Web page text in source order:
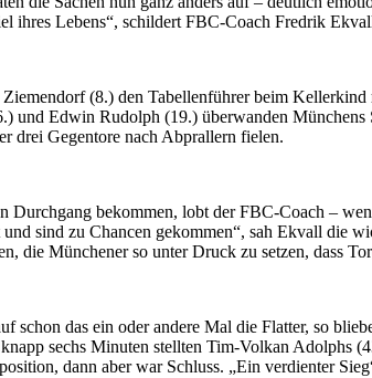
ihres Lebens“, schildert FBC-Coach Fredrik
(8.) den Tabellenführer beim
und Edwin Rudolph (19.) überwanden
drei Gegentore nach Abprallern fielen.
Durchgang bekommen, lobt der FBC-Coach –
sind zu Chancen gekommen“, sah Ekvall die
die Münchener so unter Druck zu setzen, dass
schon das ein oder andere Mal die Flatter, so
sechs Minuten stellten Tim-Volkan
dann aber war Schluss. „Ein verdienter